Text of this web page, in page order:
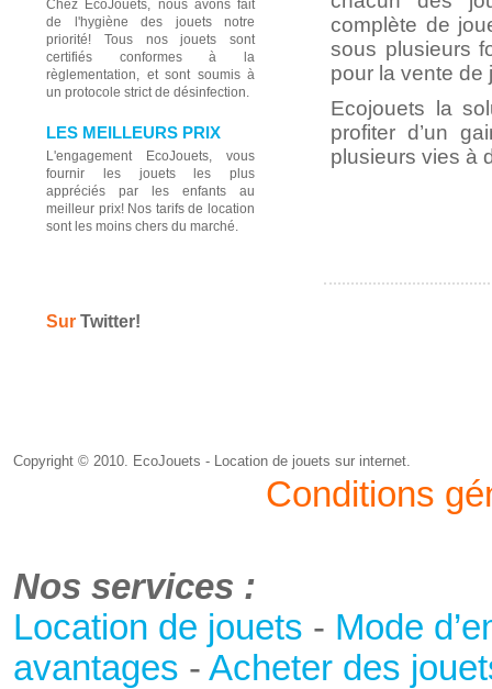
APPAREIL PHOTO
CAISSE
complète de
sous plusieurs
pour la vente de
Ecojouets la
profiter d’un
plusieurs vies à
Chez EcoJouets, nous avons fait
de l'hygiène des jouets notre
priorité! Tous nos jouets sont
certifiés conformes à la
règlementation, et sont soumis à
un protocole strict de désinfection.
LES MEILLEURS PRIX
L'engagement EcoJouets, vous
fournir les jouets les plus
appréciés par les enfants au
meilleur prix! Nos tarifs de location
sont les moins chers du marché.
Sur Twitter!
Copyright © 2010. EcoJouets - Location de jouets sur internet.
Conditions
Nos services :
Location de jouets - Mode
avantages - Acheter des